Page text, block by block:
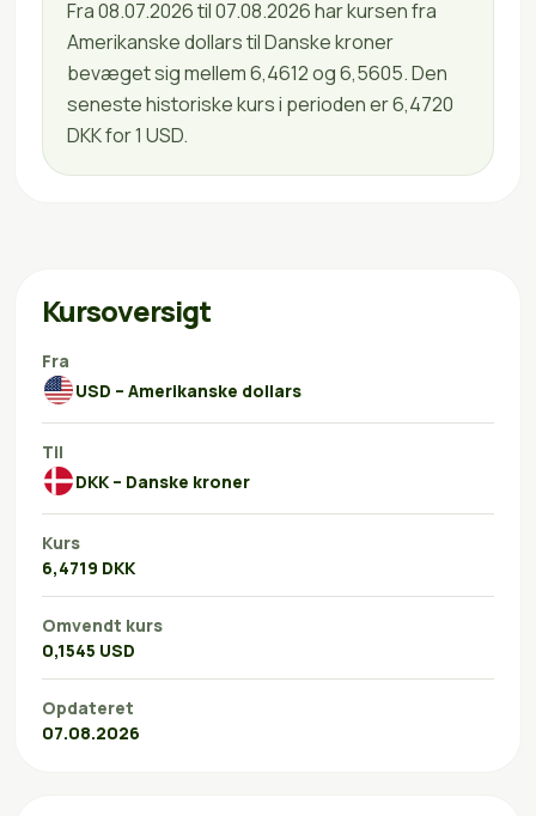
Fra 08.07.2026 til 07.08.2026 har kursen fra
Amerikanske dollars til Danske kroner
bevæget sig mellem 6,4612 og 6,5605. Den
seneste historiske kurs i perioden er 6,4720
DKK for 1 USD.
Kursoversigt
Fra
USD – Amerikanske dollars
Til
DKK – Danske kroner
Kurs
6,4719 DKK
Omvendt kurs
0,1545 USD
Opdateret
07.08.2026